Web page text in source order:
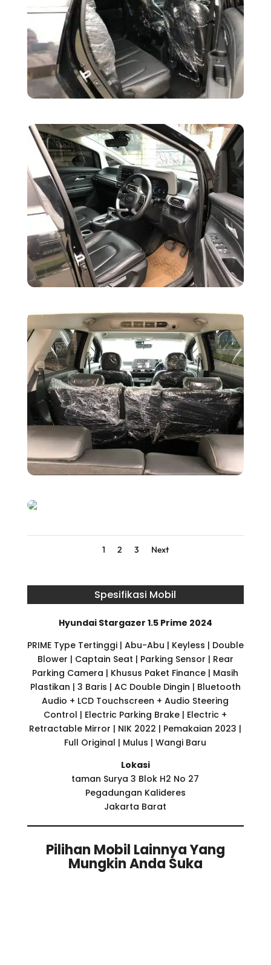
1 2 3 Next
Spesifikasi Mobil
Hyundai Stargazer 1.5 Prime 2024
PRIME Type Tertinggi | Abu-Abu | Keyless | Double
Blower | Captain Seat | Parking Sensor | Rear
Parking Camera | Khusus Paket Finance | Masih
Plastikan | 3 Baris | AC Double Dingin | Bluetooth
Audio + LCD Touchscreen + Audio Steering
Control | Electric Parking Brake | Electric +
Retractable Mirror | NIK 2022 | Pemakaian 2023 |
Full Original | Mulus | Wangi Baru
Lokasi
taman Surya 3 Blok H2 No 27
Pegadungan Kalideres
Jakarta Barat
Pilihan Mobil Lainnya Yang
Mungkin Anda Suka